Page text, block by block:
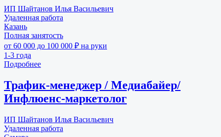
ИП Шайтанов Илья Васильевич
Удаленная работа
Казань
Полная занятость
от 60 000 до 100 000 ₽ на руки
1-3 года
Подробнее
Трафик-менеджер / Медиабайер/
Инфлюенс-маркетолог
ИП Шайтанов Илья Васильевич
Удаленная работа